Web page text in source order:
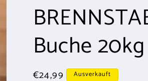
Buche 20kg
Normaler
€24,99
Ausverkauft